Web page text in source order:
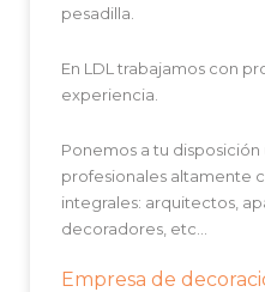
pesadilla.
En LDL trabajamos con
experiencia.
Ponemos a tu
profesionales altamente
integrales: arquitectos,
decoradores, etc…
Empresa de